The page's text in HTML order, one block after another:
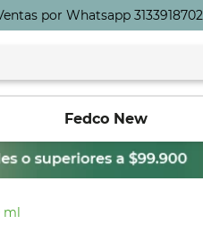
por Whatsapp 3133918702
Fedco New
ml